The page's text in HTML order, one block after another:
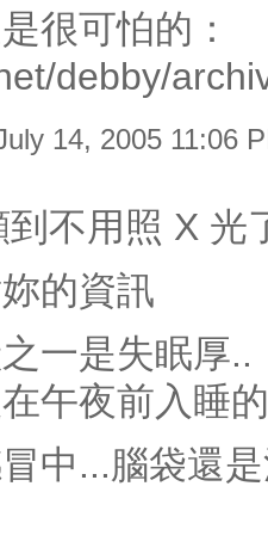
很可怕的：
debby/
14, 2005 11:06
不用照 X 光
的資訊
一是失眠厚..
午夜前入睡
中...腦袋還